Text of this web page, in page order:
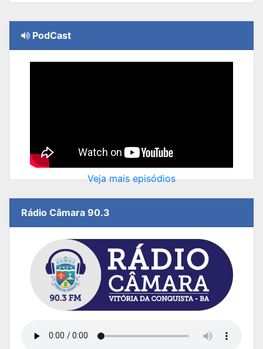
PodCast
Veja mais episódios
Rádio Câmara 90.3